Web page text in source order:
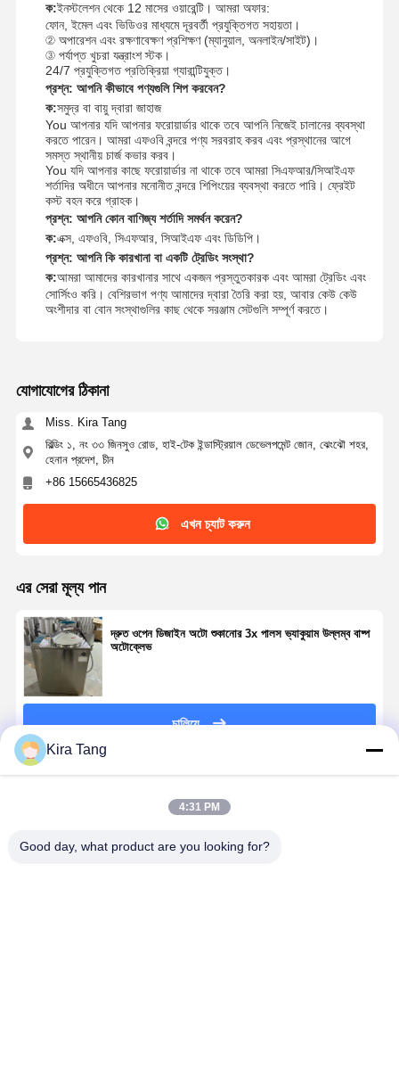
ক:ইনস্টলেশন থেকে 12 মাসের ওয়ারেন্টি। আমরা অফার:
ফোন, ইমেল এবং ভিডিওর মাধ্যমে দূরবর্তী প্রযুক্তিগত সহায়তা।
② অপারেশন এবং রক্ষণাবেক্ষণ প্রশিক্ষণ (ম্যানুয়াল, অনলাইন/সাইট)।
③ পর্যাপ্ত খুচরা যন্ত্রাংশ স্টক।
24/7 প্রযুক্তিগত প্রতিক্রিয়া গ্যারান্টিযুক্ত।
প্রশ্ন: আপনি কীভাবে পণ্যগুলি শিপ করবেন?
ক:সমুদ্র বা বায়ু দ্বারা জাহাজ
You আপনার যদি আপনার ফরোয়ার্ডার থাকে তবে আপনি নিজেই চালানের ব্যবস্থা
করতে পারেন। আমরা এফওবি বন্দরে পণ্য সরবরাহ করব এবং প্রস্থানের আগে
সমস্ত স্থানীয় চার্জ কভার করব।
You যদি আপনার কাছে ফরোয়ার্ডার না থাকে তবে আমরা সিএফআর/সিআইএফ
শর্তাদির অধীনে আপনার মনোনীত বন্দরে শিপিংয়ের ব্যবস্থা করতে পারি। ফ্রেইট
কস্ট বহন করে গ্রাহক।
প্রশ্ন: আপনি কোন বাণিজ্য শর্তাদি সমর্থন করেন?
ক:এক্স, এফওবি, সিএফআর, সিআইএফ এবং ডিডিপি।
প্রশ্ন: আপনি কি কারখানা বা একটি ট্রেডিং সংস্থা?
ক:আমরা আমাদের কারখানার সাথে একজন প্রস্তুতকারক এবং আমরা ট্রেডিং এবং
সোর্সিংও করি। বেশিরভাগ পণ্য আমাদের দ্বারা তৈরি করা হয়, আবার কেউ কেউ
অংশীদার বা বোন সংস্থাগুলির কাছ থেকে সরঞ্জাম সেটগুলি সম্পূর্ণ করতে।
যোগাযোগের ঠিকানা
Miss. Kira Tang
বিল্ডিং ১, নং ৩৩ জিনসুও রোড, হাই-টেক ইন্ডাস্ট্রিয়াল ডেভেলপমেন্ট জোন, ঝেংঝৌ শহর,
হেনান প্রদেশ, চীন
+86 15665436825
এখন চ্যাট করুন
এর সেরা মূল্য পান
দ্রুত ওপেন ডিজাইন অটো শুকানোর 3x পালস ভ্যাকুয়াম উল্লম্ব বাষ্প
অটোক্লেভ
চালিয়ে
Kira Tang
4:31 PM
Good day, what product are you looking for?